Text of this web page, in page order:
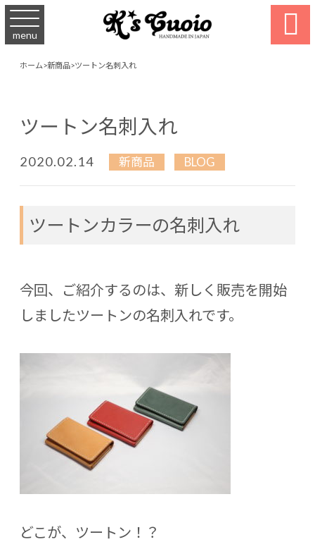
menu 
ホーム>新商品>ツートン名刺入れ
ツートン名刺入れ
2020.02.14 新商品 BLOG
ツートンカラーの名刺入れ
今回、ご紹介するのは、新しく販売を開始
しましたツートンの名刺入れです。
どこが、ツートン！？